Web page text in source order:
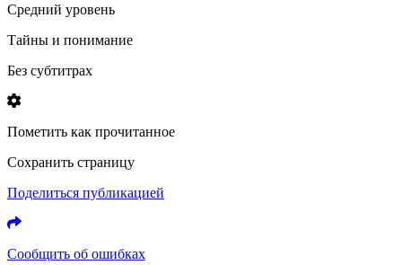
Средний уровень
Тайны и понимание
Без субтитрах
Пометить как прочитанное
Сохранить страницу
Поделиться публикацией
Сообщить об ошибках